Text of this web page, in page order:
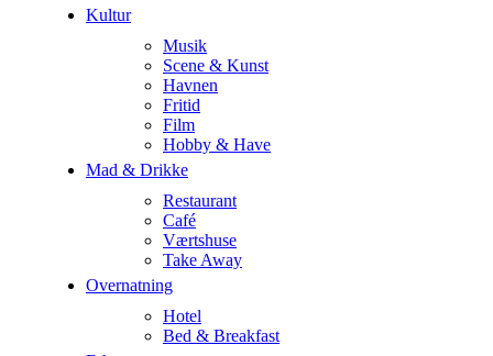
Kultur
Musik
Scene & Kunst
Havnen
Fritid
Film
Hobby & Have
Mad & Drikke
Restaurant
Café
Værtshuse
Take Away
Overnatning
Hotel
Bed & Breakfast